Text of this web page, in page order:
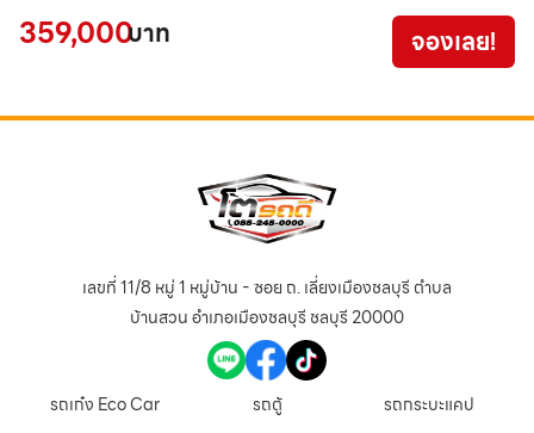
359,000บาท จองเลย!
เลขที่ 11/8 หมู่ 1 หมู่บ้าน - ซอย ถ. เลี่ยงเมืองชลบุรี ตำบล
บ้านสวน อำเภอเมืองชลบุรี ชลบุรี 20000
รถเก๋ง Eco Car
รถตู้
รถกระบะแคป